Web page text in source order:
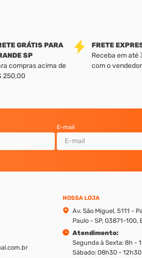
GRÁTIS PARA
SP
compras acima de
250,00
FRETE
Receba em até
com o vendedor
E-mail
NOSSA LOJA
Av. São Miguel, 5111 -
Paulo - SP, 03871-100,
Atendimento:
Segunda à Sexta: 8h -
Sábado: 08h30 - 12h30